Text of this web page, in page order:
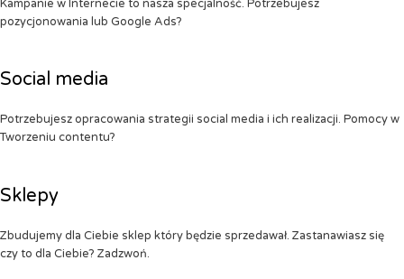
Kampanie w Internecie to nasza specjalność. Potrzebujesz
pozycjonowania lub Google Ads?
Social media
Potrzebujesz opracowania strategii social media i ich realizacji. Pomocy w
Tworzeniu contentu?
Sklepy
Zbudujemy dla Ciebie sklep który będzie sprzedawał. Zastanawiasz się
czy to dla Ciebie? Zadzwoń.